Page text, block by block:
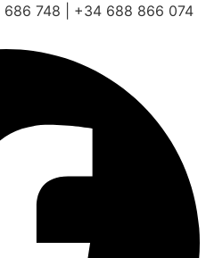
748 | +34 688 866 074